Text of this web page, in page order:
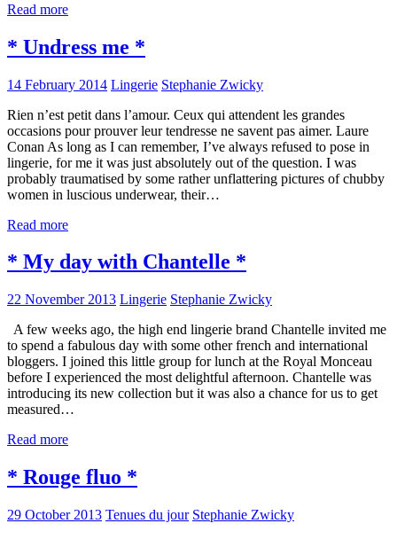
Read more
* Undress me *
14 February 2014 Lingerie Stephanie Zwicky
Rien n’est petit dans l’amour. Ceux qui attendent les grandes
occasions pour prouver leur tendresse ne savent pas aimer. Laure
Conan As long as I can remember, I’ve always refused to pose in
lingerie, for me it was just absolutely out of the question. I was
probably traumatised by some rather unflattering pictures of chubby
women in luscious underwear, their…
Read more
* My day with Chantelle *
22 November 2013 Lingerie Stephanie Zwicky
A few weeks ago, the high end lingerie brand Chantelle invited me
to spend a fabulous day with some other french and international
bloggers. I joined this little group for lunch at the Royal Monceau
before I experienced the most delightful afternoon. Chantelle was
introducing its new collection but it was also a chance for us to get
measured…
Read more
* Rouge fluo *
29 October 2013 Tenues du jour Stephanie Zwicky